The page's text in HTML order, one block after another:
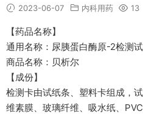
2023-06-07 内科用药 13
【药品名称】
通用名称：尿胰蛋白酶原-2检测试
商品名称：贝析尔
【成份】
检测卡由试纸条、塑料卡组成，
维素膜、玻璃纤维、吸水纸、